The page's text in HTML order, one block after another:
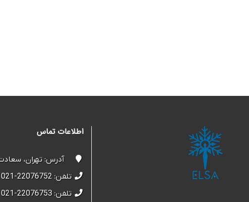
اطلاعات تماس
آدرس: تهران، سعادت
تلفن: 22076752-021
تلفن: 22076753-021